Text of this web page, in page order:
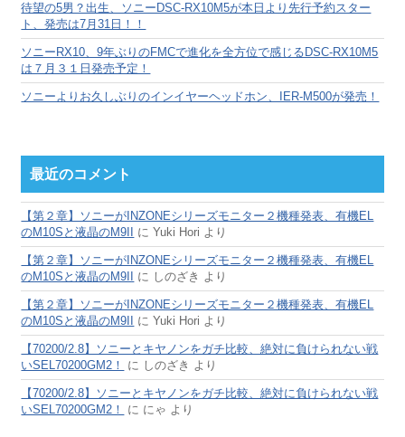
待望の5男？出生、ソニーDSC-RX10M5が本日より先行予約スター
ト、発売は7月31日！！
ソニーRX10、9年ぶりのFMCで進化を全方位で感じるDSC-RX10M5
は７月３１日発売予定！
ソニーよりお久しぶりのインイヤーヘッドホン、IER-M500が発売！
最近のコメント
【第２章】ソニーがINZONEシリーズモニター２機種発表、有機EL
のM10Sと液晶のM9II
にYuki Hori より
【第２章】ソニーがINZONEシリーズモニター２機種発表、有機EL
のM10Sと液晶のM9II
に しのざき より
【第２章】ソニーがINZONEシリーズモニター２機種発表、有機EL
のM10Sと液晶のM9II
にYuki Hori より
【70200/2.8】ソニーとキヤノンをガチ比較、絶対に負けられない戦
いSEL70200GM2！
に しのざき より
【70200/2.8】ソニーとキヤノンをガチ比較、絶対に負けられない戦
いSEL70200GM2！
に にゃ より